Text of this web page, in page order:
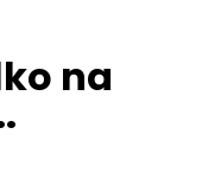
na